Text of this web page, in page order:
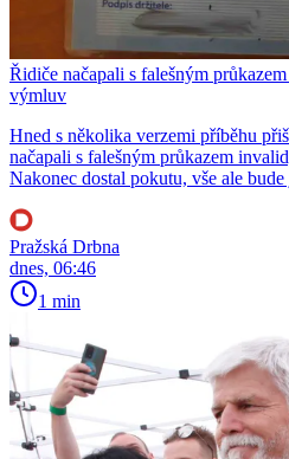
Řidiče načapali s falešným
výmluv
Hned s několika verzemi příběhu
načapali s falešným průkazem
Nakonec dostal pokutu, vše ale
Pražská Drbna
dnes, 06:46
1 min